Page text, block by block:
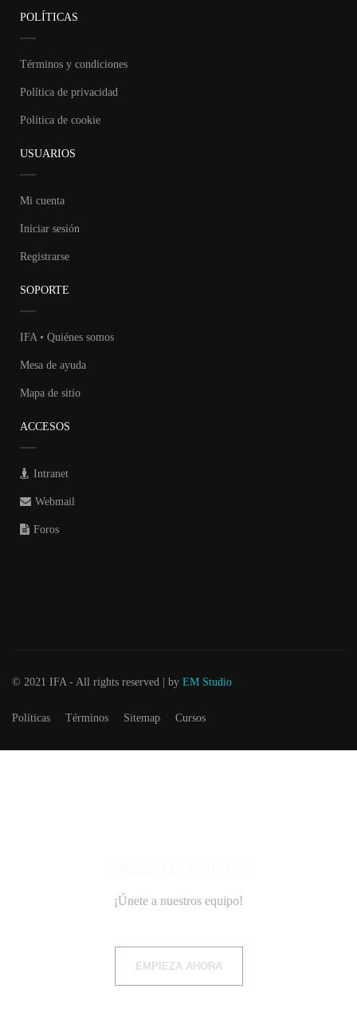
POLÍTICAS
Términos y condiciones
Política de privacidad
Política de cookie
USUARIOS
Mi cuenta
Iniciar sesión
Registrarse
SOPORTE
IFA • Quiénes somos
Mesa de ayuda
Mapa de sitio
ACCESOS
Intranet
Webmail
Foros
© 2021 IFA - All rights reserved | by EM Studio
Políticas Términos Sitemap Cursos
¡Únete a nuestros equipo!
EMPIEZA AHORA